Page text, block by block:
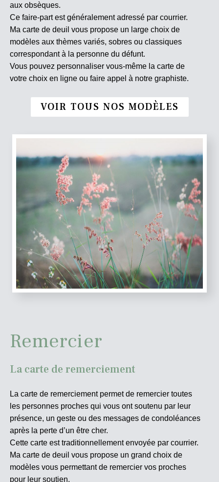
aux obsèques.
Ce faire-part est généralement adressé par courrier.
Ma carte de deuil vous propose un large choix de
modèles aux thèmes variés, sobres ou classiques
correspondant à la personne du défunt.
Vous pouvez personnaliser vous-même la carte de
votre choix en ligne ou faire appel à notre graphiste.
VOIR TOUS NOS MODÈLES
Remercier
La carte de remerciement
La carte de remerciement permet de remercier toutes
les personnes proches qui vous ont soutenu par leur
présence, un geste ou des messages de condoléances
après la perte d’un être cher.
Cette carte est traditionnellement envoyée par courrier.
Ma carte de deuil vous propose un grand choix de
modèles vous permettant de remercier vos proches
pour leur soutien.